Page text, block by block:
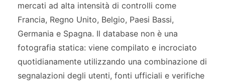
mercati ad alta intensità di controlli come
Francia, Regno Unito, Belgio, Paesi Bassi,
Germania e Spagna. Il database non è una
fotografia statica: viene compilato e incrociato
quotidianamente utilizzando una combinazione di
segnalazioni degli utenti, fonti ufficiali e verifiche